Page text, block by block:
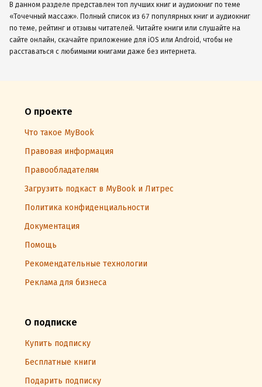
В данном разделе представлен топ лучших книг и аудиокниг по теме
«Точечный массаж». Полный список из 67 популярных книг и аудиокниг
по теме, рейтинг и отзывы читателей. Читайте книги или слушайте на
сайте онлайн, скачайте приложение для iOS или Android, чтобы не
расставаться с любимыми книгами даже без интернета.
О проекте
Что такое MyBook
Правовая информация
Правообладателям
Загрузить подкаст в MyBook и Литрес
Политика конфиденциальности
Документация
Помощь
Рекомендательные технологии
Реклама для бизнеса
О подписке
Купить подписку
Бесплатные книги
Подарить подписку